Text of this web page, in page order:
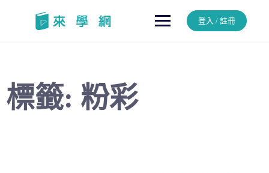
登入 / 註冊
標籤: 粉彩